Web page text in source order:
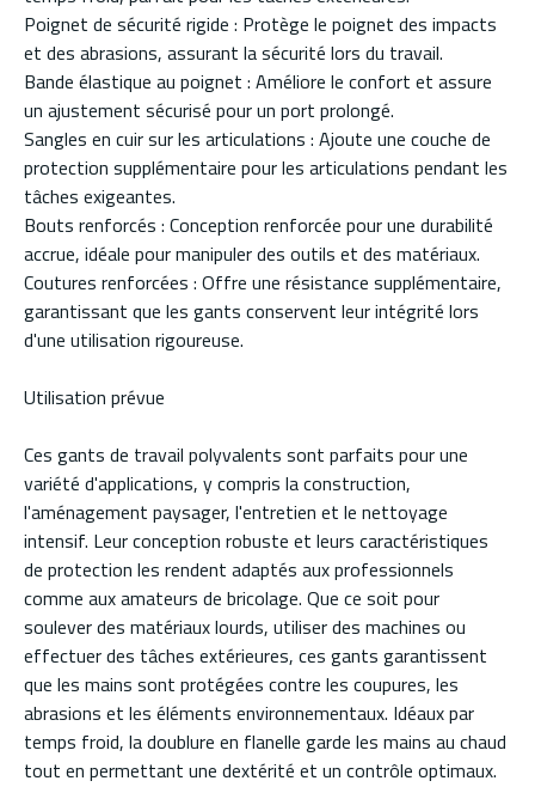
Poignet de sécurité rigide : Protège le poignet des impacts
et des abrasions, assurant la sécurité lors du travail.
Bande élastique au poignet : Améliore le confort et assure
un ajustement sécurisé pour un port prolongé.
Sangles en cuir sur les articulations : Ajoute une couche de
protection supplémentaire pour les articulations pendant les
tâches exigeantes.
Bouts renforcés : Conception renforcée pour une durabilité
accrue, idéale pour manipuler des outils et des matériaux.
Coutures renforcées : Offre une résistance supplémentaire,
garantissant que les gants conservent leur intégrité lors
d'une utilisation rigoureuse.
Utilisation prévue
Ces gants de travail polyvalents sont parfaits pour une
variété d'applications, y compris la construction,
l'aménagement paysager, l'entretien et le nettoyage
intensif. Leur conception robuste et leurs caractéristiques
de protection les rendent adaptés aux professionnels
comme aux amateurs de bricolage. Que ce soit pour
soulever des matériaux lourds, utiliser des machines ou
effectuer des tâches extérieures, ces gants garantissent
que les mains sont protégées contre les coupures, les
abrasions et les éléments environnementaux. Idéaux par
temps froid, la doublure en flanelle garde les mains au chaud
tout en permettant une dextérité et un contrôle optimaux.